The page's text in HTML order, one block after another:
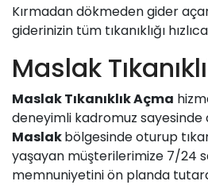
Kırmadan dökmeden gider
giderinizin tüm tıkanıklığı
Maslak
MaslakTıkanıklık Açma
deneyimli kadromuz sayesinde
Maslakbölgesinde oturup
yaşayan müşterilerimize 7/24
memnuniyetini ön planda